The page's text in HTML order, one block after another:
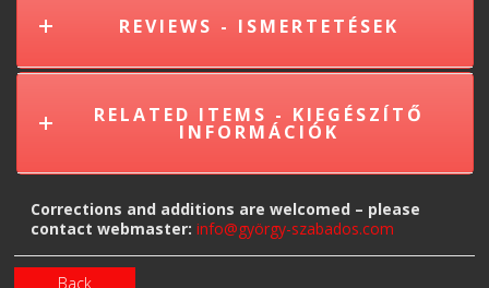
REVIEWS - ISMERTETÉSEK
RELATED ITEMS - KIEGÉSZÍTŐ
INFORMÁCIÓK
Corrections and additions are welcomed – please
contact webmaster: info@györgy-szabados.com
Back